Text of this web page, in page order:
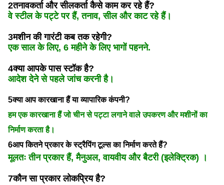
2तनावकर्ता और सीलकर्ता कैसे काम कर रहे हैं?
वे स्टील के पट्टे पर हैं, तनाव, सील और काट रहे हैं।
3मशीन की गारंटी कब तक रहेगी?
एक साल के लिए, 6 महीने के लिए भागों पहनने.
4क्या आपके पास स्टॉक है?
आदेश देने से पहले जांच करनी है।
5क्या आप कारखाना हैं या व्यापारिक कंपनी?
हम एक कारखाना हैं जो चीन से पट्टा लगाने वाले उपकरण और मशीनों का
निर्माण करता है।
6आप कितने प्रकार के स्ट्रैपिंग टूल्स का निर्माण करते हैं?
मूलतः तीन प्रकार हैं, मैनुअल, वायवीय और बैटरी (इलेक्ट्रिक) ।
7कौन सा प्रकार लोकप्रिय है?